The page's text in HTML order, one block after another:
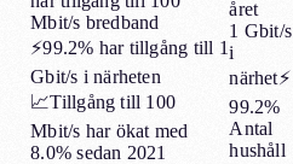
Mbit/s bredband
⚡99.2% har tillgång till 1
Gbit/s i närheten
📈Tillgång till 100
Mbit/s har ökat med
8.0% sedan 2021
året
1 Gbit/s
i
närhet⚡
99.2%
Antal
hushåll